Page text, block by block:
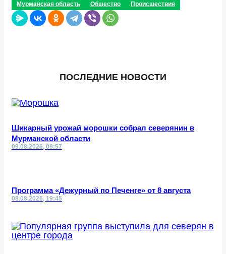
Мурманская область Общество Происшествия
ПОСЛЕДНИЕ НОВОСТИ
Шикарный урожай морошки собрал северянин в
Мурманской области
09.08.2026, 09:57
Программа «Дежурный по Печенге» от 8 августа
08.08.2026, 19:45